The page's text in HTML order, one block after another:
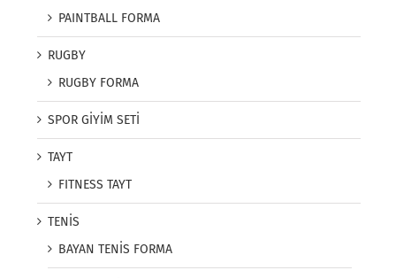
PAINTBALL FORMA
RUGBY
RUGBY FORMA
SPOR GİYİM SETİ
TAYT
FITNESS TAYT
TENİS
BAYAN TENİS FORMA